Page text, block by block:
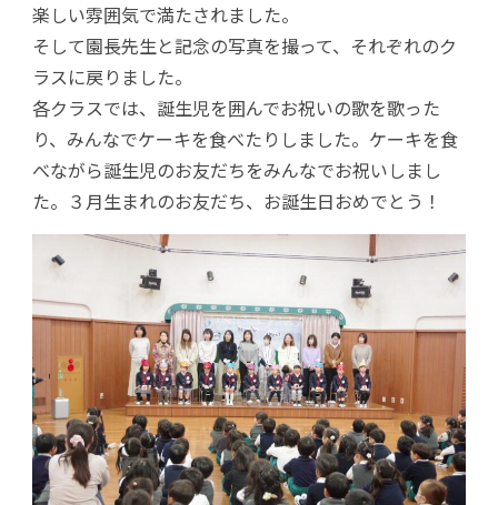
楽しい雰囲気で満たされました。
そして園長先生と記念の写真を撮って、それぞれのク
ラスに戻りました。
各クラスでは、誕生児を囲んでお祝いの歌を歌った
り、みんなでケーキを食べたりしました。ケーキを食
べながら誕生児のお友だちをみんなでお祝いしまし
た。３月生まれのお友だち、お誕生日おめでとう！